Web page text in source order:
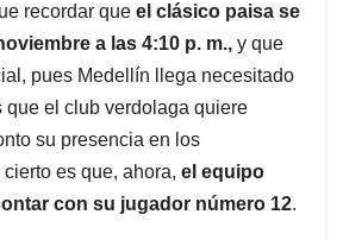
recordar que el clásico paisa se
a las 4:10 p. m., y que
pues Medellín llega necesitado
que el club verdolaga quiere
su presencia en los
es que, ahora, el equipo
con su jugador número 12.